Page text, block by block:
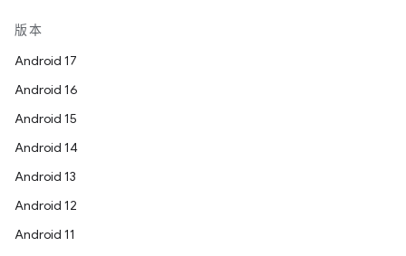
版本
Android 17
Android 16
Android 15
Android 14
Android 13
Android 12
Android 11